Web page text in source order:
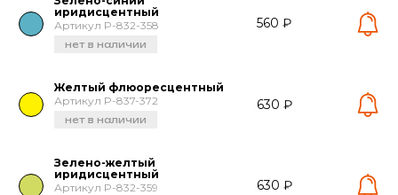
иридисцентный
Артикул P-832-358
нет в наличии
560 ₽
Желтый флюоресцентный
Артикул P-837-372
нет в наличии
630 ₽
Зелено-желтый
иридисцентный
Артикул P-832-359
630 ₽